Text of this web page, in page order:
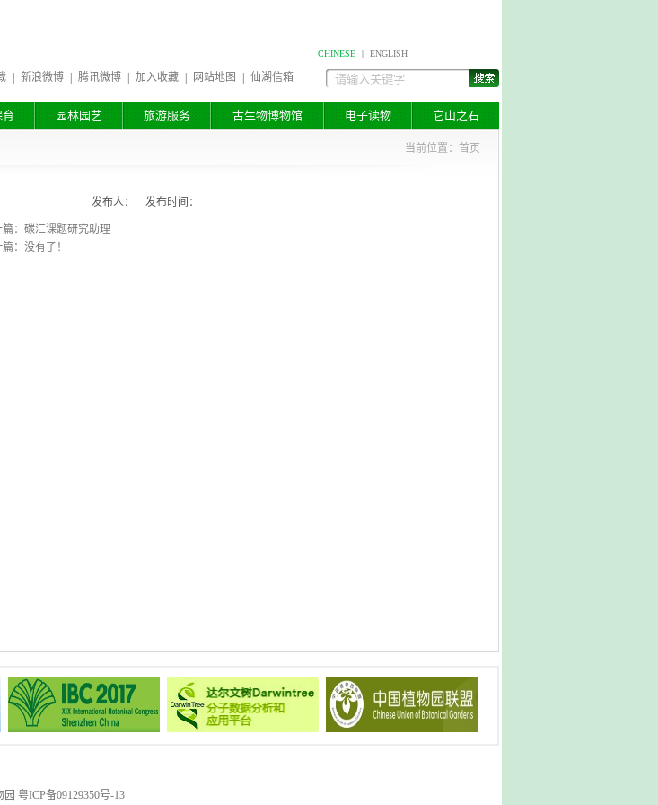
CHINESE | ENGLISH
新浪微博 腾讯微博 加入收藏 网站地图 仙湖信箱
育 园林园艺 旅游服务 古生物博物馆 电子读物 它山之石
当前位置： 首页
发布人： 发布时间：
篇：碳汇课题研究助理
篇：没有了！
园 粤ICP备09129350号-13